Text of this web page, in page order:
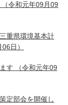
（令和元年09月09
重県環境基本計
日）
す （令和元年09
定部会を開催し